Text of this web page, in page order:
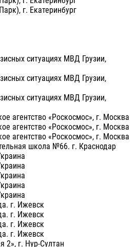
г. Екатеринбург
ситуациях МВД Грузии,
ситуациях МВД Грузии,
ситуациях МВД Грузии,
агентство «Роскосмос», г. Москва
агентство «Роскосмос», г. Москва
агентство «Роскосмос», г. Москва
школа №66. г. Краснодар
г. Ижевск
г. Ижевск
г. Ижевск
г. Ижевск
2», г. Нур-Султан